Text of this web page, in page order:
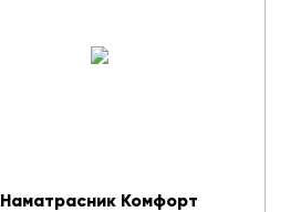
Наматрасник Комфорт